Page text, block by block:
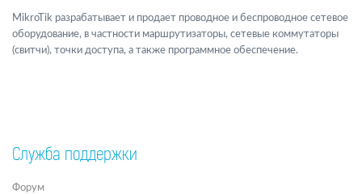
MikroTik разрабатывает и продает проводное и беспроводное сетевое
оборудование, в частности маршрутизаторы, сетевые коммутаторы
(свитчи), точки доступа, а также программное обеспечение.
Служба поддержки
Форум